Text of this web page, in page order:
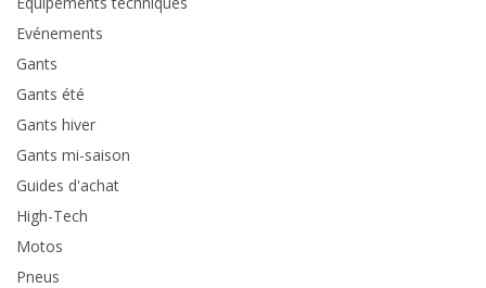
Evénements
Gants
Gants été
Gants hiver
Gants mi-saison
Guides d'achat
High-Tech
Motos
Pneus